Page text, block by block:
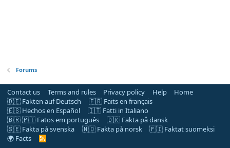
Forums
Contact us Terms and rules Privacy policy Help
Home
🇩🇪 Fakten auf Deutsch
🇫🇷 Faits en français
🇪🇸 Hechos en Español
🇮🇹 Fatti in Italiano
🇧🇷 🇵🇹 Fatos em português
🇩🇰 Fakta på dansk
🇸🇪 Fakta på svenska
🇳🇴 Fakta på norsk
🇫🇮 Faktat suomeksi
🌍 Facts
R